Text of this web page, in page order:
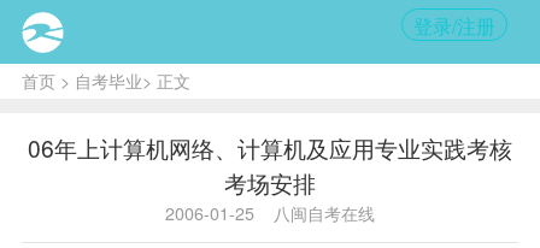
登录/注册
首页> 自考毕业> 正文
06年上计算机网络、计算机及应用专业实践考核
考场安排
2006-01-25 八闽自考在线